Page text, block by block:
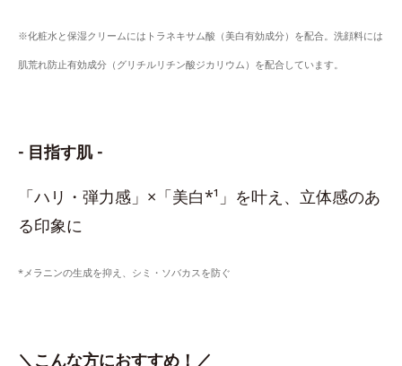
※化粧水と保湿クリームにはトラネキサム酸（美白有効成分）を配合。洗顔料には
肌荒れ防止有効成分（グリチルリチン酸ジカリウム）を配合しています。
- 目指す肌 -
「ハリ・弾力感」×「美白*¹」を叶え、立体感のあ
る印象に
*メラニンの生成を抑え、シミ・ソバカスを防ぐ
＼こんな方におすすめ！／